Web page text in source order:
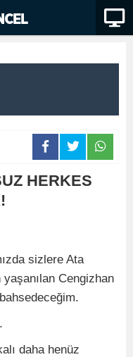
HERKES
sizlere Ata
Cengizhan
daha henüz